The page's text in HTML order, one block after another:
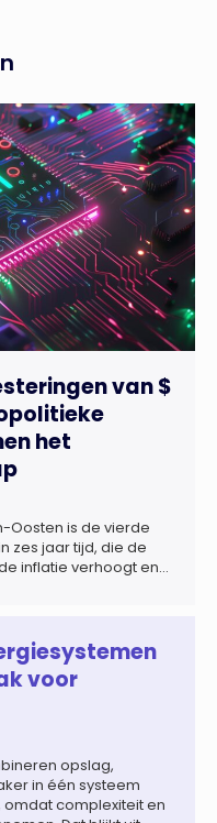
van $
het
Oosten is de vierde
zes jaar tijd, die de
inflatie verhoogt en
tot 1,3% in reële
voor
opslag,
in één systeem
complexiteit en